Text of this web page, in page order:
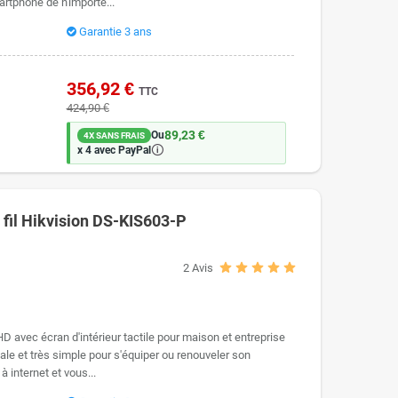
P
Fi.
les deux fils de votre sonnette ou de votre ancien
s'intègre sur tout type d'installation, en maison
comme en
Garantie 3 ans
356,92 € TTC
424,90 €
4X SANS FRAIS Ou89,23 €
x 4 avec PayPal🛈
Hikvision DS-KIS603-P
2Avis
avec écran d'intérieur tactile pour maison et entreprise
et très simple pour s'équiper ou renouveler son
internet et vous...